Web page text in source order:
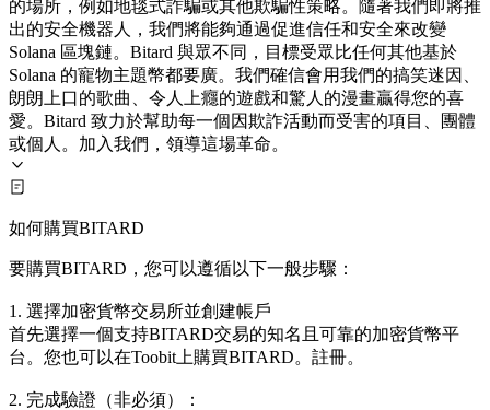
的場所，例如地毯式詐騙或其他欺騙性策略。隨著我們即將推
出的安全機器人，我們將能夠通過促進信任和安全來改變
Solana 區塊鏈。Bitard 與眾不同，目標受眾比任何其他基於
Solana 的寵物主題幣都要廣。我們確信會用我們的搞笑迷因、
朗朗上口的歌曲、令人上癮的遊戲和驚人的漫畫贏得您的喜
愛。Bitard 致力於幫助每一個因欺詐活動而受害的項目、團體
或個人。加入我們，領導這場革命。
如何購買BITARD
要購買BITARD，您可以遵循以下一般步驟：
1. 選擇加密貨幣交易所並創建帳戶
首先選擇一個支持BITARD交易的知名且可靠的加密貨幣平
台。您也可以在Toobit上購買BITARD。註冊。
2. 完成驗證（非必須）：